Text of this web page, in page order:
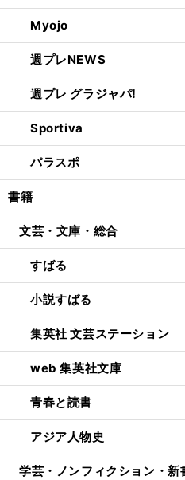
Myojo
週プレNEWS
週プレ グラジャパ!
Sportiva
パラスポ
書籍
文芸・文庫・総合
すばる
小説すばる
集英社 文芸ステーション
web 集英社文庫
青春と読書
アジア人物史
学芸・ノンフィクション・新